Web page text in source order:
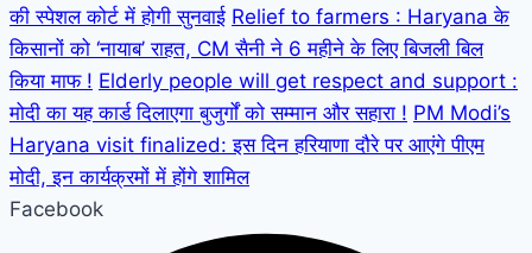
की स्पेशल कोर्ट में होगी सुनवाई Relief to farmers : Haryana के
किसानों को ‘नायाब’ राहत, CM सैनी ने 6 महीने के लिए बिजली बिल
किया माफ ! Elderly people will get respect and support :
मोदी का यह कार्ड दिलाएगा बुजुर्गों को सम्मान और सहारा ! PM Modi’s
Haryana visit finalized: इस दिन हरियाणा दौरे पर आएंगे पीएम
मोदी, इन कार्यक्रमों में होंगे शामिल
Facebook